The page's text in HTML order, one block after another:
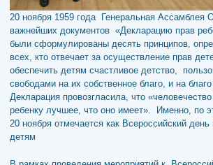
20 ноября 1959 года Генеральная Ассамблея
важнейших документов «Декларацию прав
были сформулированы десять принципов,
всех, кто отвечает за осуществление прав
обеспечить детям счастливое детство,
свободами на их собственное благо, и на
Декларация провозгласила, что
ребенку лучшее, что оно имеет». Именно, по
20 ноября отмечается как Всероссийский
детям